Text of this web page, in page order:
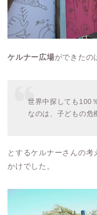
ケルナー広場ができたの
世界中探しても100
なのは、子どもの危
とするケルナーさんの
かけでした。